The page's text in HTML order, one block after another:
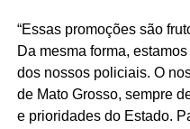
“Essas promoções são
Da mesma forma,
dos nossos policiais. O
de Mato Grosso, sempre
e prioridades do Estado.